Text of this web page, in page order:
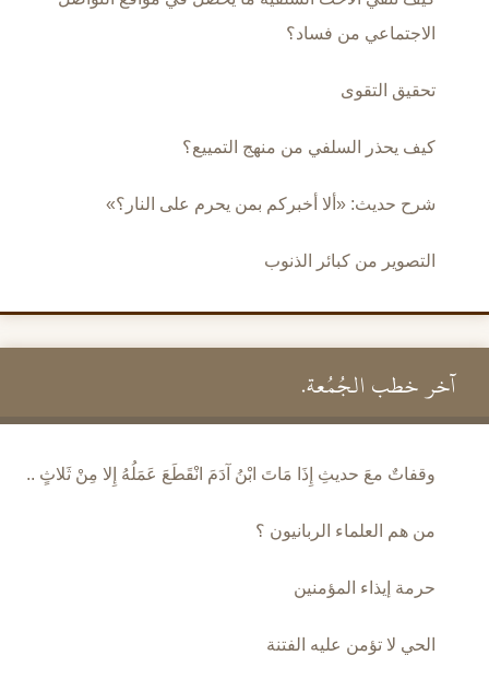
الاجتماعي من فساد؟
تحقيق التقوى
كيف يحذر السلفي من منهج التمييع؟
شرح حديث: «ألا أخبركم بمن يحرم على النار؟»
التصوير من كبائر الذنوب
آخر خطب الجُمُعة.
وقفاتٌ معَ حديثِ إِذَا مَاتَ ابْنُ آدَمَ انْقَطَعَ عَمَلُهُ إِلا مِنْ ثَلاثٍ ..
من هم العلماء الربانيون ؟
حرمة إيذاء المؤمنين
الحي لا تؤمن عليه الفتنة